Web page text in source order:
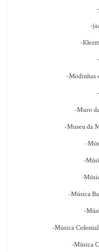
-
-
-Modinhas
-Muro
-Museu da
-
-
-
-Música
-
-Música
-Música